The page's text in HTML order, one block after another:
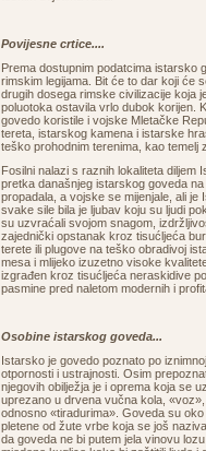
Povijesne crtice....
Prema dostupnim podatcima istarsko
rimskim legijama. Bit će to dar koji će
drugih dosega rimske civilizacije koja
poluotoka ostavila vrlo dubok korijen.
govedo koristile i vojske Mletačke
tereta, istarskog kamena i istarske
teško prohodnim terenima, kao temelj
Fosilni nalazi s raznih lokaliteta diljem
pretka današnjeg istarskog goveda
propadala, a vojske se mijenjale, ali
svake sile bila je ljubav koju su ljudi
su uzvraćali svojom snagom,
zajednički opstanak kroz tisućljeća
terete ili plugove na teško obradivoj
mesa i mlijeko izuzetno visoke
izgrađen kroz tisućljeća neraskidive
pasmine pred naletom modernih i
Osobine istarskog goveda...
Istarsko je govedo poznato po
otpornosti i ustrajnosti. Osim
njegovih obilježja je i oprema koja se
uprezano u drvena vučna kola,
odnosno «tiradurima». Goveda su
pletene od žute vrbe koja se još
da goveda ne bi putem jela vinovu